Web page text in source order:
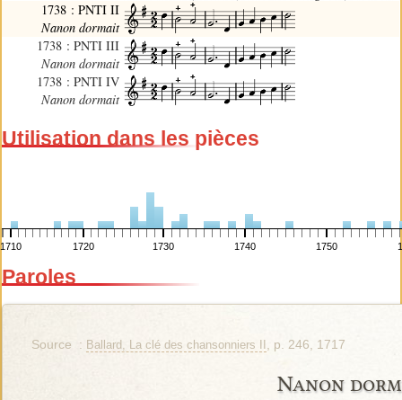
1738 : PNTI II
Nanon dormait
1738 : PNTI III
Nanon dormait
1738 : PNTI IV
Nanon dormait
Utilisation dans les pièces
1710 1720 1730 1740 1750
Paroles
Source : Ballard, La clé des chansonniers II , p. 246, 1717
Nanon